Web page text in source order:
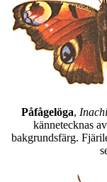
Påfågelöga,
kännetecknas
bakgrundsfärg.